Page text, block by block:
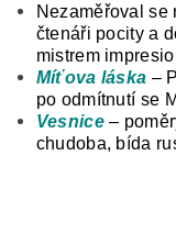
Nezaměřoval
čtenáři pocity a
mistrem
Míťova láska –
po odmítnutí se
Vesnice–
chudoba, bída